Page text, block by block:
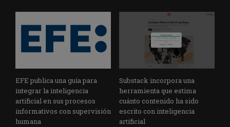
EFE publica una guía para
integrar la inteligencia
artificial en sus procesos
informativos con supervisión
humana
Substack incorpora una
herramienta que estima
cuánto contenido ha sido
escrito con inteligencia
artificial